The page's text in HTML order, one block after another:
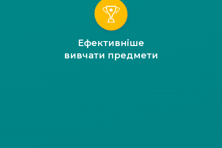
Ефективніше
вивчати предмети